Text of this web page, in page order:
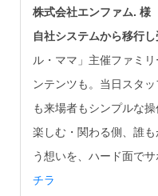
株式会社エンファム. 様
自社システムから移行
ル・ママ」主催ファミ
ンテンツも。当日スタ
も来場者もシンプルな
楽しむ・関わる側、誰
う想いを、ハード面でサ
チラ